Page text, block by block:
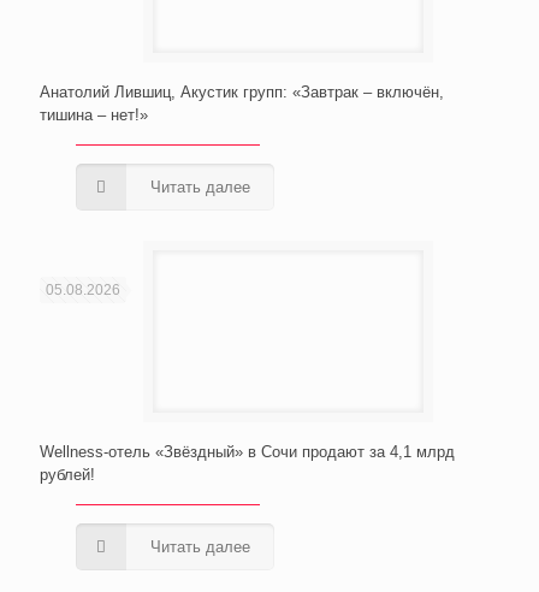
Анатолий Лившиц, Акустик групп: «Завтрак – включён,
тишина – нет!»
Читать далее
05.08.2026
Wellness-отель «Звёздный» в Сочи продают за 4,1 млрд
рублей!
Читать далее